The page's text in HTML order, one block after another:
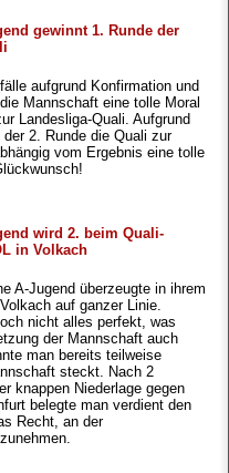
gewinnt 1. Runde der
aufgrund Konfirmation und
Mannschaft eine tolle Moral
Landesliga-Quali. Aufgrund
2. Runde die Quali zur
vom Ergebnis eine tolle
wird 2. beim Quali-
in Volkach
A-Jugend überzeugte in ihrem
auf ganzer Linie.
nicht alles perfekt, was
der Mannschaft auch
man bereits teilweise
steckt. Nach 2
knappen Niederlage gegen
belegte man verdient den
Recht, an der